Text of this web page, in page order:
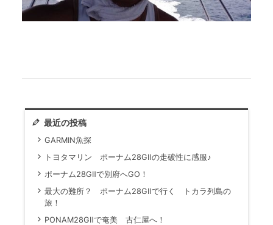
最近の投稿
GARMIN魚探
トヨタマリン ポーナム28GⅡの走破性に感服♪
ポーナム28GⅡで別府へGO！
最大の難所？ ポーナム28GⅡで行く トカラ列島の
旅！
PONAM28GⅡで奄美 古仁屋へ！